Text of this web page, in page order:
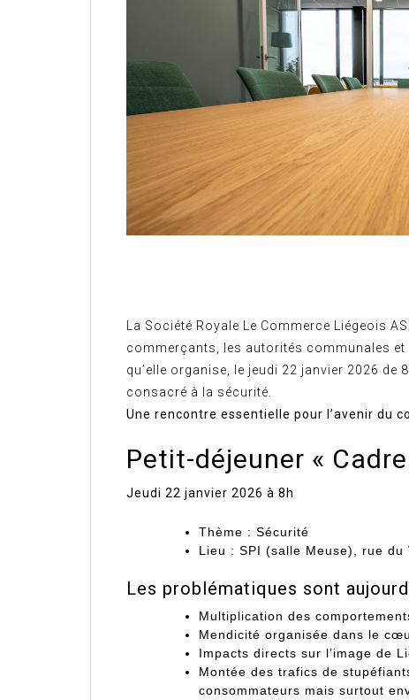
La Société Royale Le Commerce Liégeois
commerçants, les autorités communales
qu’elle organise, le jeudi 22 janvier 2026 de
consacré à la sécurité.
Une rencontre essentielle pour l’avenir du
Petit-déjeuner «
Jeudi 22 janvier 2026 à 8h
Thème : Sécurité
Lieu : SPI (salle Meuse), rue du
Les problématiques sont
Multiplication des
Mendicité organisée dans le
Impacts directs sur l’image de
Montée des trafics de
consommateurs mais surtout